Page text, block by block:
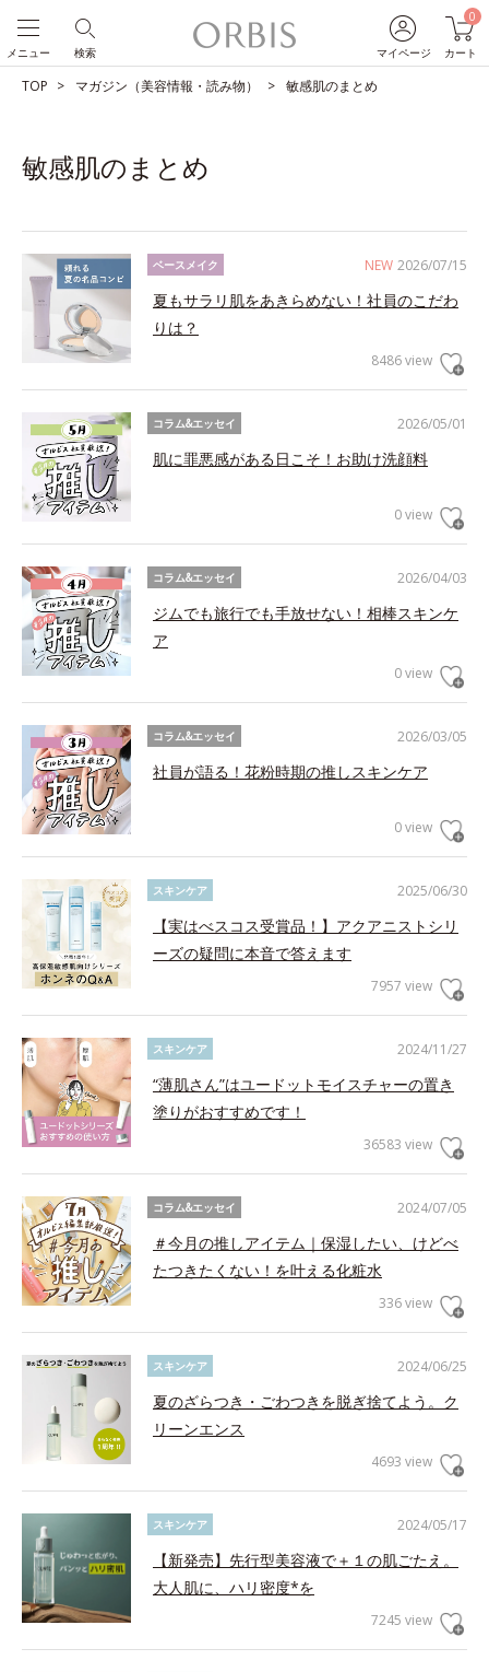
マイページ
0
カート
検索
メニュー
TOP マガジン（美容情報・読み物） 敏感肌のまとめ
敏感肌のまとめ
NEW 2026/07/15
ベースメイク
夏もサラリ肌をあきらめない！社員のこだわ
りは？
8486 view
2026/05/01
コラム&エッセイ
肌に罪悪感がある日こそ！お助け洗顔料
0 view
2026/04/03
コラム&エッセイ
ジムでも旅行でも手放せない！相棒スキンケ
ア
0 view
2026/03/05
コラム&エッセイ
社員が語る！花粉時期の推しスキンケア
0 view
2025/06/30
スキンケア
【実はべスコス受賞品！】アクアニストシリ
ーズの疑問に本音で答えます
7957 view
2024/11/27
スキンケア
“薄肌さん”はユードットモイスチャーの置き
塗りがおすすめです！
36583 view
2024/07/05
コラム&エッセイ
＃今月の推しアイテム｜保湿したい、けどべ
たつきたくない！を叶える化粧水
336 view
2024/06/25
スキンケア
夏のざらつき・ごわつきを脱ぎ捨てよう。ク
リーンエンス
4693 view
2024/05/17
スキンケア
【新発売】先行型美容液で＋１の肌ごたえ。
大人肌に、ハリ密度*を
7245 view